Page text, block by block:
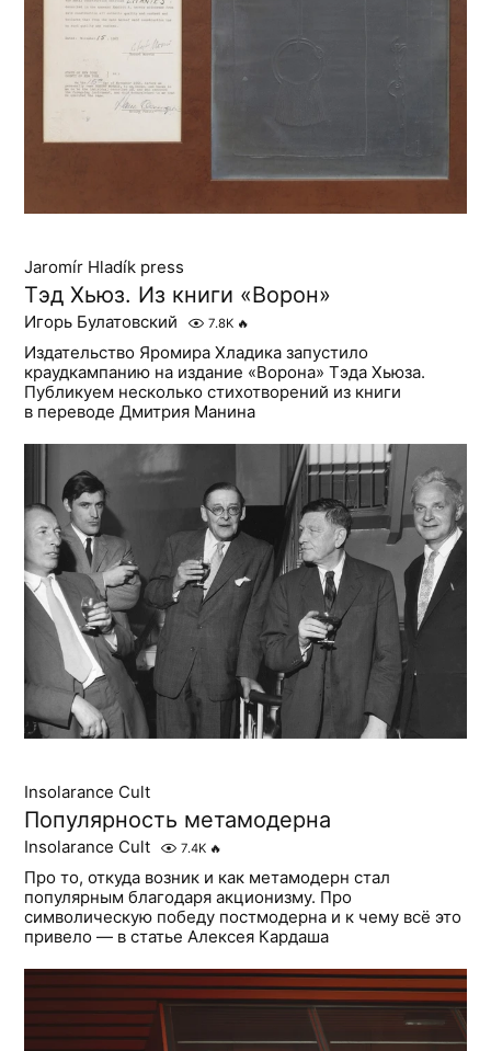
Jaromír Hladík press
Тэд Хьюз. Из книги «Ворон»
Игорь Булатовский 7.8K 🔥
Издательство Яромира Хладика запустило
краудкампанию на издание «Ворона» Тэда Хьюза.
Публикуем несколько стихотворений из книги
в переводе Дмитрия Манина
Insolarance Cult
Популярность метамодерна
Insolarance Cult 7.4K 🔥
Про то, откуда возник и как метамодерн стал
популярным благодаря акционизму. Про
символическую победу постмодерна и к чему всё это
привело — в статье Алексея Кардаша